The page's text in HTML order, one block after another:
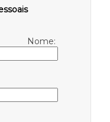
Nome: